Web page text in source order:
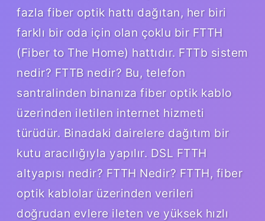
fazla fiber optik hattı dağıtan, her biri
farklı bir oda için olan çoklu bir FTTH
(Fiber to The Home) hattıdır. FTTb sistem
nedir? FTTB nedir? Bu, telefon
santralinden binanıza fiber optik kablo
üzerinden iletilen internet hizmeti
türüdür. Binadaki dairelere dağıtım bir
kutu aracılığıyla yapılır. DSL FTTH
altyapısı nedir? FTTH Nedir? FTTH, fiber
optik kablolar üzerinden verileri
doğrudan evlere ileten ve yüksek hızlı